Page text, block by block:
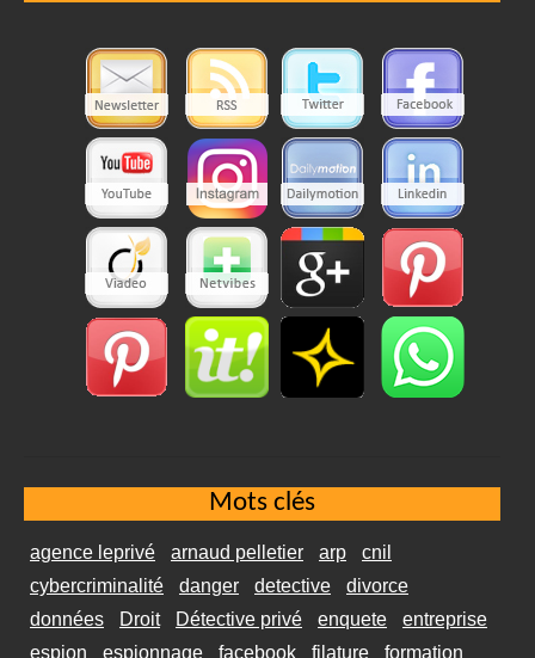
Mots clés
agence leprivé arnaud pelletier arp
cnil
cybercriminalité
danger detective
divorce
données
Droit Détective privé enquete
entreprise
espion
espionnage facebook filature formation